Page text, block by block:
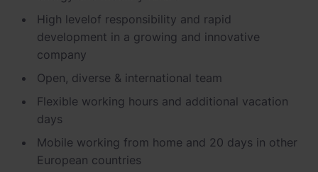
High levelof responsibility and rapid
development in a growing and innovative
company
Open, diverse & international team
Flexible working hours and additional vacation
days
Mobile working from home and 20 days in other
European countries